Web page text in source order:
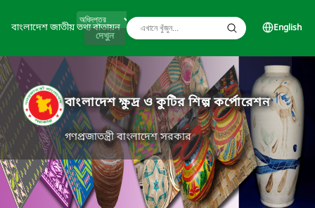
বাংলাদেশ জাতীয় তথ্য বাতায়ন
দেখুন
English
বাংলাদেশ ক্ষুদ্র ও কুটির শিল্প কর্পোরেশন
গণপ্রজাতন্ত্রী বাংলাদেশ সরকার